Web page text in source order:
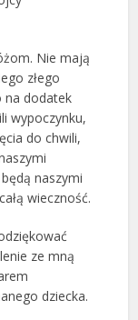
Nie mają
złego
na dodatek
wypoczynku,
do chwili,
naszymi
wieczność.
ze mną
dziecka.